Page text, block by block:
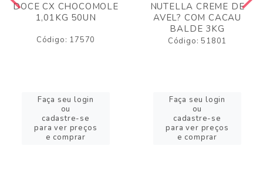
DOCE CX CHOCOMOLE
1,01KG 50UN
Código: 17570
Faça seu login
ou
cadastre-se
para ver preços
e comprar
NUTELLA CREME DE
AVEL? COM CACAU
BALDE 3KG
Código: 51801
Faça seu login
ou
cadastre-se
para ver preços
e comprar